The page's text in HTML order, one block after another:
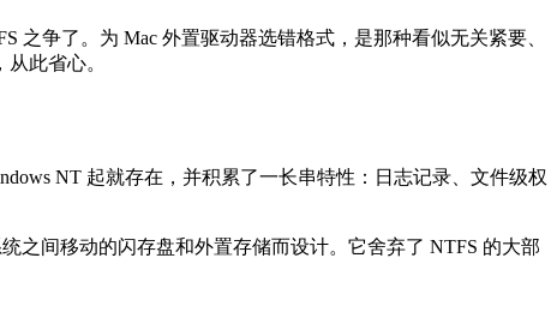
之争了。为 Mac 外置驱动器选错格式，是那种看似无关紧要、
此省心。
NT 起就存在，并积累了一长串特性：日志记录、文件级权
之间移动的闪存盘和外置存储而设计。它舍弃了 NTFS 的大部